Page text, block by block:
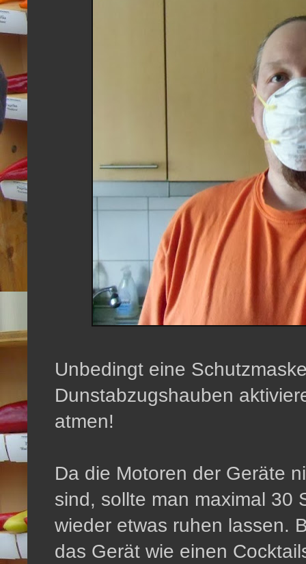
Unbedingt eine
Dunstabzugshauben
atmen!
Da die Motoren der Geräte
sind, sollte man maximal 30
wieder etwas ruhen lassen.
das Gerät wie einen